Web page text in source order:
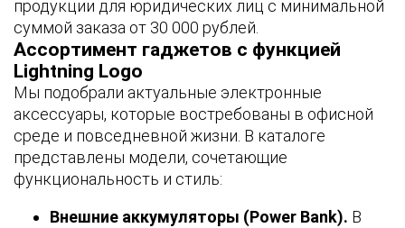
Размер товара (см)
Сертификаты, стандарты
продукции для юридических лиц с минимальной
суммой заказа от 30 000 рублей.
Ассортимент гаджетов с функцией
Lightning Logo
Мы подобрали актуальные электронные
аксессуары, которые востребованы в офисной
среде и повседневной жизни. В каталоге
представлены модели, сочетающие
функциональность и стиль:
Внешние аккумуляторы (Power Bank). В
*
1
Товар:Термос для еды «301» в чехле
Тираж*
Тип нанесения*